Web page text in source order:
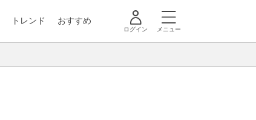
トレンド おすすめ
ログイン メニュー